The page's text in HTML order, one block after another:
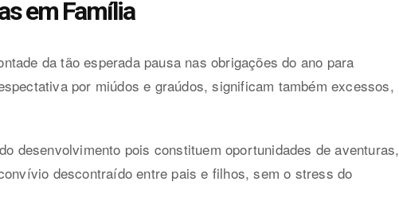
em Família
da tão esperada pausa nas obrigações do ano para
por miúdos e graúdos, significam também excessos,
desenvolvimento pois constituem oportunidades de aventuras,
descontraído entre pais e filhos, sem o stress do